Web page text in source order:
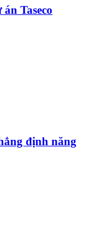
Taseco
định năng